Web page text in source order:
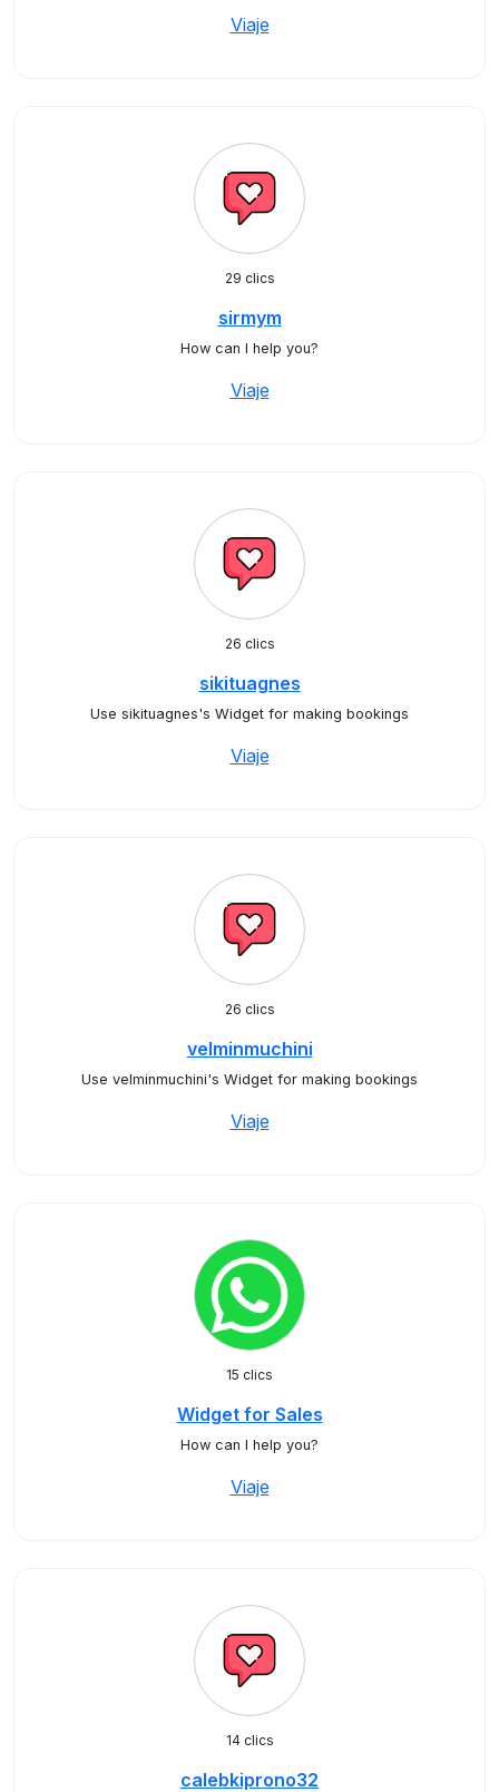
Viaje
29 clics
sirmym
How can I help you?
Viaje
26 clics
sikituagnes
Use sikituagnes's Widget for making bookings
Viaje
26 clics
velminmuchini
Use velminmuchini's Widget for making bookings
Viaje
15 clics
Widget for Sales
How can I help you?
Viaje
14 clics
calebkiprono32